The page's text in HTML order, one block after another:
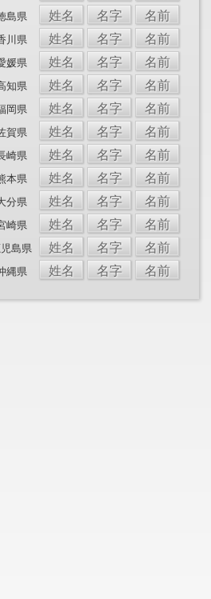
島県 姓名 名字 名前
川県 姓名 名字 名前
媛県 姓名 名字 名前
知県 姓名 名字 名前
岡県 姓名 名字 名前
賀県 姓名 名字 名前
崎県 姓名 名字 名前
本県 姓名 名字 名前
分県 姓名 名字 名前
崎県 姓名 名字 名前
島県 姓名 名字 名前
縄県 姓名 名字 名前